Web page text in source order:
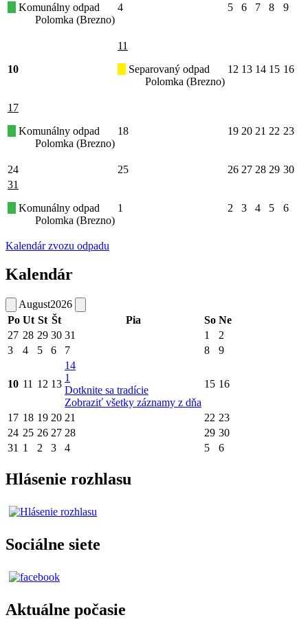
Komunálny odpad
Polomka (Brezno)
4 5 6 7 8 9
10
11
Separovaný odpad
Polomka (Brezno)
12 13 14 15 16
17
Komunálny odpad
Polomka (Brezno)
18 19 20 21 22 23
24 25 26 27 28 29 30
31
Komunálny odpad
Polomka (Brezno)
1 2 3 4 5 6
Kalendár zvozu odpadu
Kalendár
August2026
Po Ut St Št Pia So Ne
27 28 29 30 31 1
2
3
4 5 6 7 8 9
10 11 12 13
14
1
Dotknite sa tradície
Zobraziť všetky záznamy z dňa
15 16
17 18 19 20 21 22 23
24 25 26 27 28 29 30
31 1 2 3 4 5 6
Hlásenie rozhlasu
Sociálne siete
Aktuálne počasie